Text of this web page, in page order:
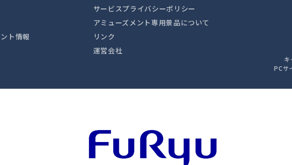
ト情報
サービスプライバシーポリシー
アミューズメント専用景品について
リンク
運営会社
PCサ